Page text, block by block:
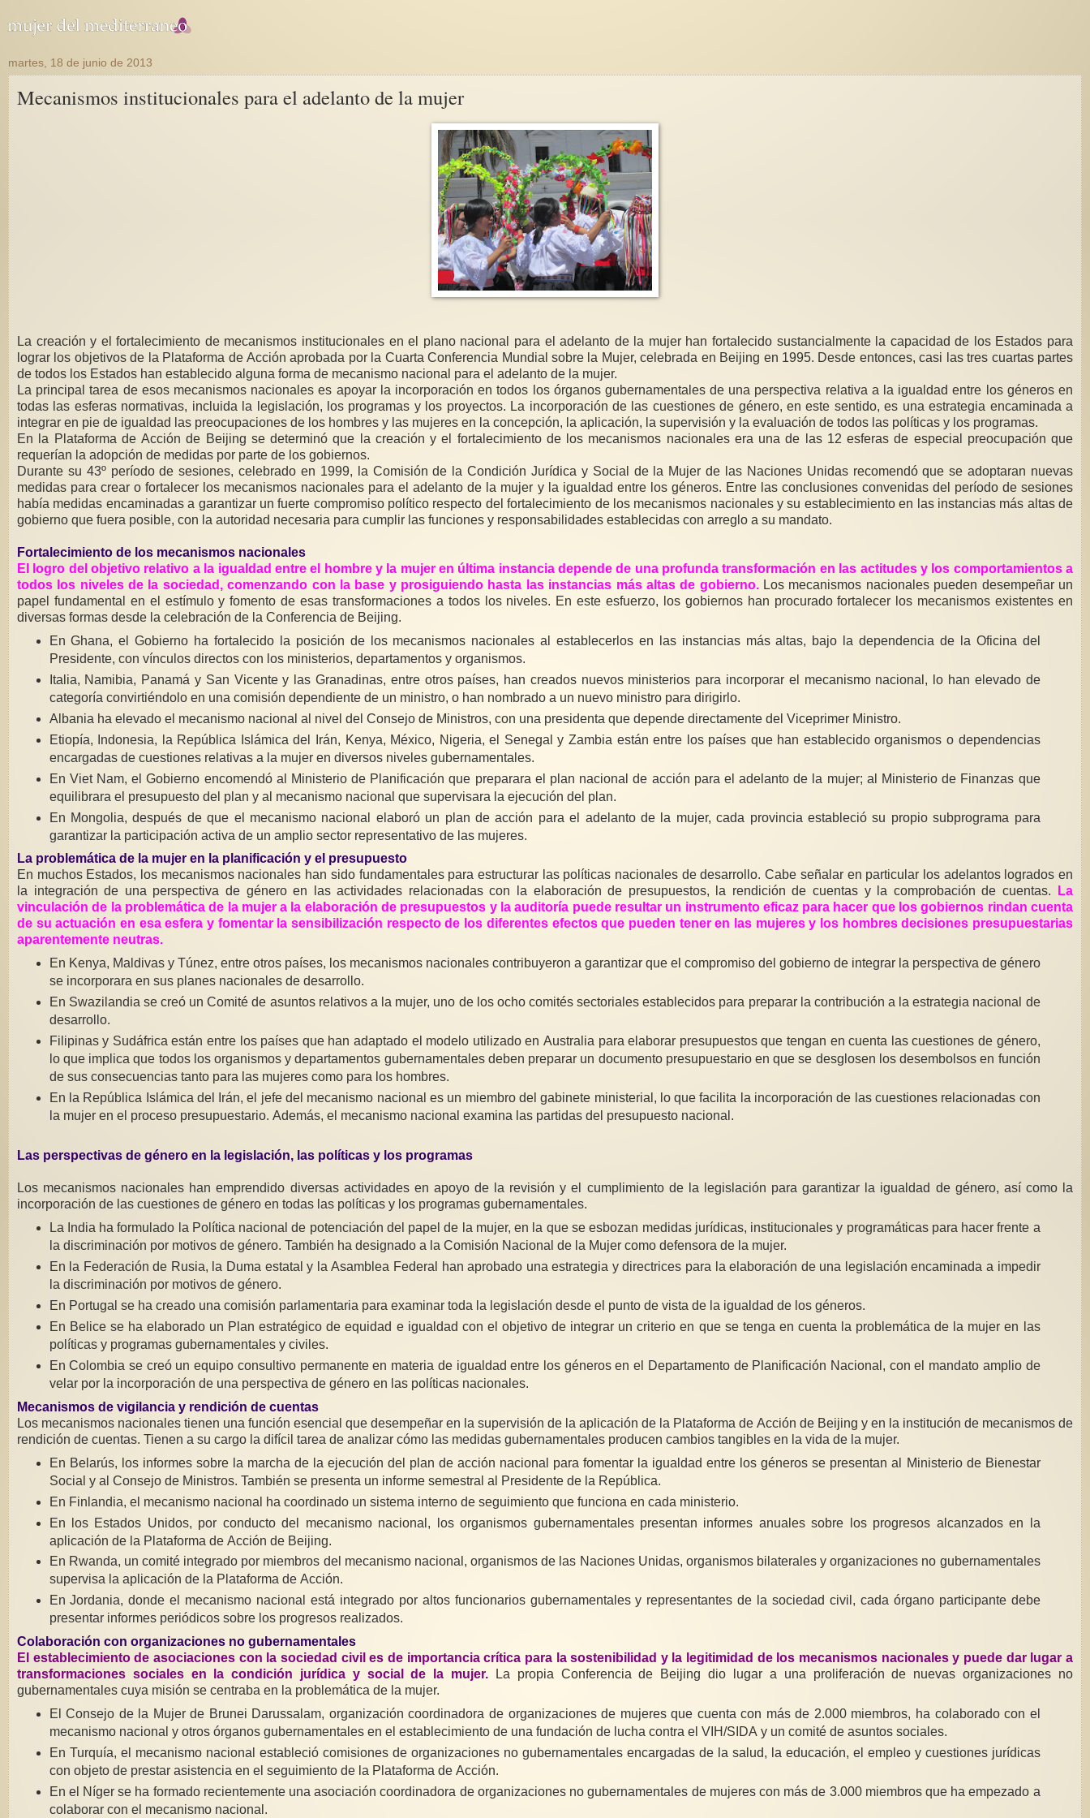
martes, 18 de junio de 2013
Mecanismos institucionales para el adelanto de la mujer
La creación y el fortalecimiento de mecanismos institucionales en el plano nacional para el adelanto de la mujer han fortalecido sustancialmente la capacidad de los Estados para
lograr los objetivos de la Plataforma de Acción aprobada por la Cuarta Conferencia Mundial sobre la Mujer, celebrada en Beijing en 1995. Desde entonces, casi las tres cuartas partes
de todos los Estados han establecido alguna forma de mecanismo nacional para el adelanto de la mujer.
La principal tarea de esos mecanismos nacionales es apoyar la incorporación en todos los órganos gubernamentales de una perspectiva relativa a la igualdad entre los géneros en
todas las esferas normativas, incluida la legislación, los programas y los proyectos. La incorporación de las cuestiones de género, en este sentido, es una estrategia encaminada a
integrar en pie de igualdad las preocupaciones de los hombres y las mujeres en la concepción, la aplicación, la supervisión y la evaluación de todos las políticas y los programas.
En la Plataforma de Acción de Beijing se determinó que la creación y el fortalecimiento de los mecanismos nacionales era una de las 12 esferas de especial preocupación que
requerían la adopción de medidas por parte de los gobiernos.
Durante su 43º período de sesiones, celebrado en 1999, la Comisión de la Condición Jurídica y Social de la Mujer de las Naciones Unidas recomendó que se adoptaran nuevas
medidas para crear o fortalecer los mecanismos nacionales para el adelanto de la mujer y la igualdad entre los géneros. Entre las conclusiones convenidas del período de sesiones
había medidas encaminadas a garantizar un fuerte compromiso político respecto del fortalecimiento de los mecanismos nacionales y su establecimiento en las instancias más altas de
gobierno que fuera posible, con la autoridad necesaria para cumplir las funciones y responsabilidades establecidas con arreglo a su mandato.
Fortalecimiento de los mecanismos nacionales
El logro del objetivo relativo a la igualdad entre el hombre y la mujer en última instancia depende de una profunda transformación en las actitudes y los comportamientos a
todos los niveles de la sociedad, comenzando con la base y prosiguiendo hasta las instancias más altas de gobierno. Los mecanismos nacionales pueden desempeñar un
papel fundamental en el estímulo y fomento de esas transformaciones a todos los niveles. En este esfuerzo, los gobiernos han procurado fortalecer los mecanismos existentes en
diversas formas desde la celebración de la Conferencia de Beijing.
En Ghana, el Gobierno ha fortalecido la posición de los mecanismos nacionales al establecerlos en las instancias más altas, bajo la dependencia de la Oficina del
Presidente, con vínculos directos con los ministerios, departamentos y organismos.
Italia, Namibia, Panamá y San Vicente y las Granadinas, entre otros países, han creados nuevos ministerios para incorporar el mecanismo nacional, lo han elevado de
categoría convirtiéndolo en una comisión dependiente de un ministro, o han nombrado a un nuevo ministro para dirigirlo.
Albania ha elevado el mecanismo nacional al nivel del Consejo de Ministros, con una presidenta que depende directamente del Viceprimer Ministro.
Etiopía, Indonesia, la República Islámica del Irán, Kenya, México, Nigeria, el Senegal y Zambia están entre los países que han establecido organismos o dependencias
encargadas de cuestiones relativas a la mujer en diversos niveles gubernamentales.
En Viet Nam, el Gobierno encomendó al Ministerio de Planificación que preparara el plan nacional de acción para el adelanto de la mujer; al Ministerio de Finanzas que
equilibrara el presupuesto del plan y al mecanismo nacional que supervisara la ejecución del plan.
En Mongolia, después de que el mecanismo nacional elaboró un plan de acción para el adelanto de la mujer, cada provincia estableció su propio subprograma para
garantizar la participación activa de un amplio sector representativo de las mujeres.
La problemática de la mujer en la planificación y el presupuesto
En muchos Estados, los mecanismos nacionales han sido fundamentales para estructurar las políticas nacionales de desarrollo. Cabe señalar en particular los adelantos logrados en
la integración de una perspectiva de género en las actividades relacionadas con la elaboración de presupuestos, la rendición de cuentas y la comprobación de cuentas. La
vinculación de la problemática de la mujer a la elaboración de presupuestos y la auditoría puede resultar un instrumento eficaz para hacer que los gobiernos rindan cuenta
de su actuación en esa esfera y fomentar la sensibilización respecto de los diferentes efectos que pueden tener en las mujeres y los hombres decisiones presupuestarias
aparentemente neutras.
En Kenya, Maldivas y Túnez, entre otros países, los mecanismos nacionales contribuyeron a garantizar que el compromiso del gobierno de integrar la perspectiva de género
se incorporara en sus planes nacionales de desarrollo.
En Swazilandia se creó un Comité de asuntos relativos a la mujer, uno de los ocho comités sectoriales establecidos para preparar la contribución a la estrategia nacional de
desarrollo.
Filipinas y Sudáfrica están entre los países que han adaptado el modelo utilizado en Australia para elaborar presupuestos que tengan en cuenta las cuestiones de género,
lo que implica que todos los organismos y departamentos gubernamentales deben preparar un documento presupuestario en que se desglosen los desembolsos en función
de sus consecuencias tanto para las mujeres como para los hombres.
En la República Islámica del Irán, el jefe del mecanismo nacional es un miembro del gabinete ministerial, lo que facilita la incorporación de las cuestiones relacionadas con
la mujer en el proceso presupuestario. Además, el mecanismo nacional examina las partidas del presupuesto nacional.
Las perspectivas de género en la legislación, las políticas y los programas
Los mecanismos nacionales han emprendido diversas actividades en apoyo de la revisión y el cumplimiento de la legislación para garantizar la igualdad de género, así como la
incorporación de las cuestiones de género en todas las políticas y los programas gubernamentales.
La India ha formulado la Política nacional de potenciación del papel de la mujer, en la que se esbozan medidas jurídicas, institucionales y programáticas para hacer frente a
la discriminación por motivos de género. También ha designado a la Comisión Nacional de la Mujer como defensora de la mujer.
En la Federación de Rusia, la Duma estatal y la Asamblea Federal han aprobado una estrategia y directrices para la elaboración de una legislación encaminada a impedir
la discriminación por motivos de género.
En Portugal se ha creado una comisión parlamentaria para examinar toda la legislación desde el punto de vista de la igualdad de los géneros.
En Belice se ha elaborado un Plan estratégico de equidad e igualdad con el objetivo de integrar un criterio en que se tenga en cuenta la problemática de la mujer en las
políticas y programas gubernamentales y civiles.
En Colombia se creó un equipo consultivo permanente en materia de igualdad entre los géneros en el Departamento de Planificación Nacional, con el mandato amplio de
velar por la incorporación de una perspectiva de género en las políticas nacionales.
Mecanismos de vigilancia y rendición de cuentas
Los mecanismos nacionales tienen una función esencial que desempeñar en la supervisión de la aplicación de la Plataforma de Acción de Beijing y en la institución de mecanismos de
rendición de cuentas. Tienen a su cargo la difícil tarea de analizar cómo las medidas gubernamentales producen cambios tangibles en la vida de la mujer.
En Belarús, los informes sobre la marcha de la ejecución del plan de acción nacional para fomentar la igualdad entre los géneros se presentan al Ministerio de Bienestar
Social y al Consejo de Ministros. También se presenta un informe semestral al Presidente de la República.
En Finlandia, el mecanismo nacional ha coordinado un sistema interno de seguimiento que funciona en cada ministerio.
En los Estados Unidos, por conducto del mecanismo nacional, los organismos gubernamentales presentan informes anuales sobre los progresos alcanzados en la
aplicación de la Plataforma de Acción de Beijing.
En Rwanda, un comité integrado por miembros del mecanismo nacional, organismos de las Naciones Unidas, organismos bilaterales y organizaciones no gubernamentales
supervisa la aplicación de la Plataforma de Acción.
En Jordania, donde el mecanismo nacional está integrado por altos funcionarios gubernamentales y representantes de la sociedad civil, cada órgano participante debe
presentar informes periódicos sobre los progresos realizados.
Colaboración con organizaciones no gubernamentales
El establecimiento de asociaciones con la sociedad civil es de importancia crítica para la sostenibilidad y la legitimidad de los mecanismos nacionales y puede dar lugar a
transformaciones sociales en la condición jurídica y social de la mujer. La propia Conferencia de Beijing dio lugar a una proliferación de nuevas organizaciones no
gubernamentales cuya misión se centraba en la problemática de la mujer.
El Consejo de la Mujer de Brunei Darussalam, organización coordinadora de organizaciones de mujeres que cuenta con más de 2.000 miembros, ha colaborado con el
mecanismo nacional y otros órganos gubernamentales en el establecimiento de una fundación de lucha contra el VIH/SIDA y un comité de asuntos sociales.
En Turquía, el mecanismo nacional estableció comisiones de organizaciones no gubernamentales encargadas de la salud, la educación, el empleo y cuestiones jurídicas
con objeto de prestar asistencia en el seguimiento de la Plataforma de Acción.
En el Níger se ha formado recientemente una asociación coordinadora de organizaciones no gubernamentales de mujeres con más de 3.000 miembros que ha empezado a
colaborar con el mecanismo nacional.